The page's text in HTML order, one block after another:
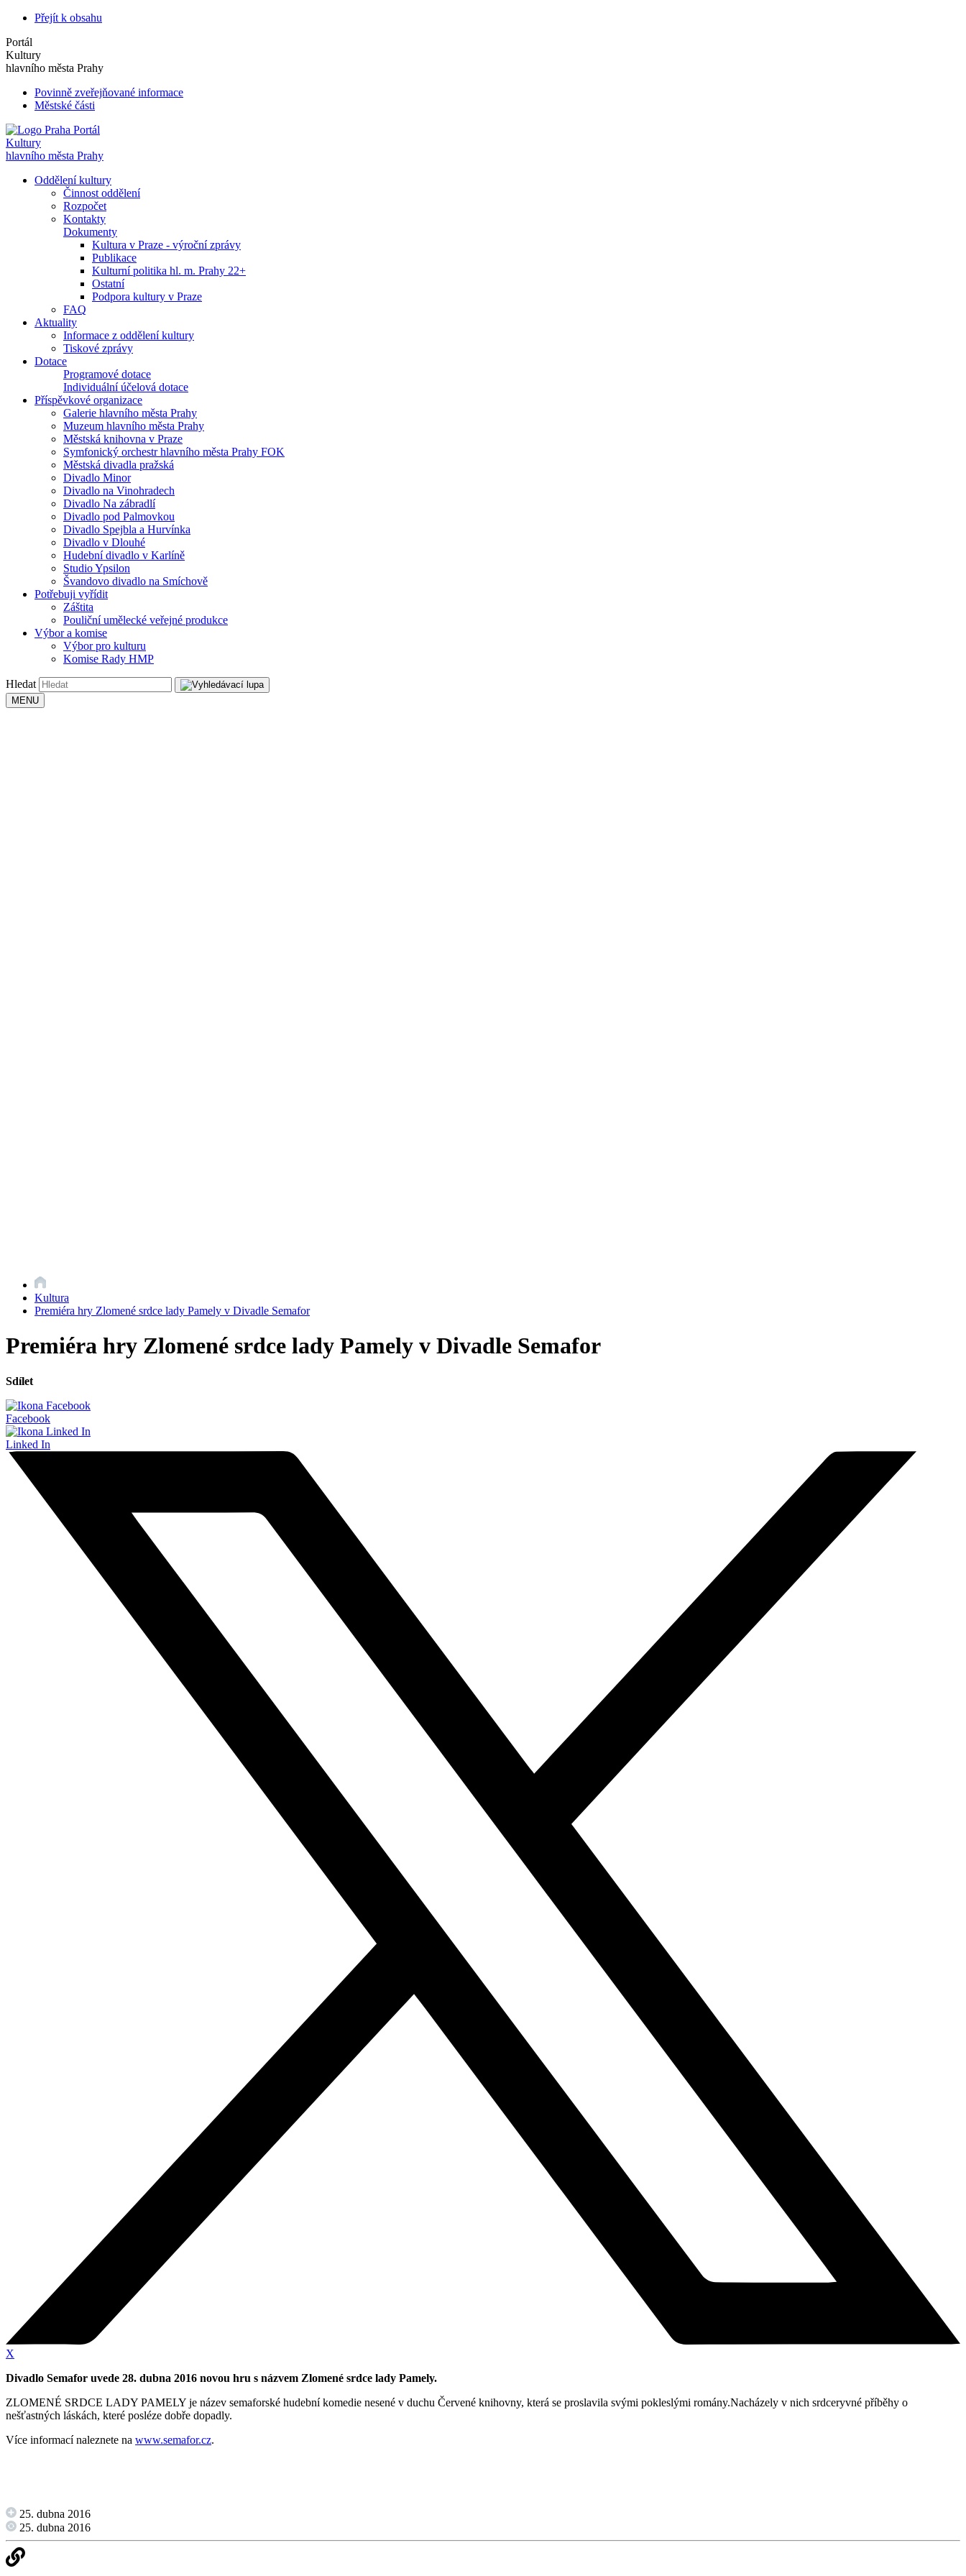
Přejít k obsahu
Portál
Kultury
hlavního města Prahy
Povinně zveřejňované informace
Městské části
Portál
Kultury
hlavního města Prahy
Oddělení kultury
Činnost oddělení
Rozpočet
Kontakty
Dokumenty
Kultura v Praze - výroční zprávy
Publikace
Kulturní politika hl. m. Prahy 22+
Ostatní
Podpora kultury v Praze
FAQ
Aktuality
Informace z oddělení kultury
Tiskové zprávy
Dotace
Programové dotace
Individuální účelová dotace
Příspěvkové organizace
Galerie hlavního města Prahy
Muzeum hlavního města Prahy
Městská knihovna v Praze
Symfonický orchestr hlavního města Prahy FOK
Městská divadla pražská
Divadlo Minor
Divadlo na Vinohradech
Divadlo Na zábradlí
Divadlo pod Palmovkou
Divadlo Spejbla a Hurvínka
Divadlo v Dlouhé
Hudební divadlo v Karlíně
Studio Ypsilon
Švandovo divadlo na Smíchově
Potřebuji vyřídit
Záštita
Pouliční umělecké veřejné produkce
Výbor a komise
Výbor pro kulturu
Komise Rady HMP
Hledat
MENU
Kultura
Premiéra hry Zlomené srdce lady Pamely v Divadle Semafor
Premiéra hry Zlomené srdce lady Pamely v Divadle Semafor
Sdílet
Facebook
Linked In
X
Divadlo Semafor uvede 28. dubna 2016 novou hru s názvem Zlomené srdce lady Pamely.
ZLOMENÉ SRDCE LADY PAMELY je název semaforské hudební komedie nesené v duchu Červené knihovny, která se proslavila svými pokleslými romány.Nacházely v nich srdceryvné příběhy o
nešťastných láskách, které posléze dobře dopadly.
Více informací naleznete na www.semafor.cz.
25. dubna 2016
25. dubna 2016